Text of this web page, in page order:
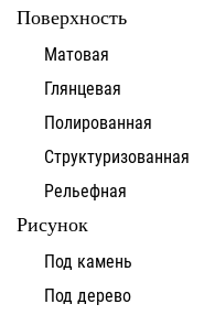
Поверхность
Матовая
Глянцевая
Полированная
Структуризованная
Рельефная
Рисунок
Под камень
Под дерево